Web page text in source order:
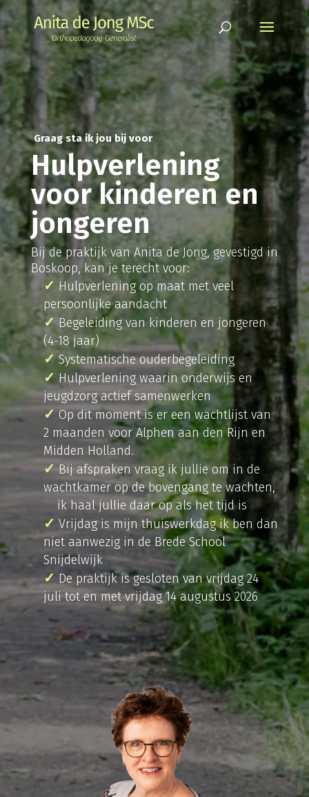
Graag sta ik jou bij voor
Hulpverlening
voor kinderen en
jongeren
Bij de praktijk van Anita de Jong, gevestigd in
Boskoop, kan je terecht voor:
Hulpverlening op maat met veel
persoonlijke aandacht
Begeleiding van kinderen en jongeren
(4-18 jaar)
Systematische ouderbegeleiding
Hulpverlening waarin onderwijs en
jeugdzorg actief samenwerken
Op dit moment is er een wachtlijst van
2 maanden voor Alphen aan den Rijn en
Midden Holland.
Bij afspraken vraag ik jullie om in de
wachtkamer op de bovengang te wachten,
ik haal jullie daar op als het tijd is
Vrijdag is mijn thuiswerkdag ik ben dan
niet aanwezig in de Brede School
Snijdelwijk
De praktijk is gesloten van vrijdag 24
juli tot en met vrijdag 14 augustus 2026